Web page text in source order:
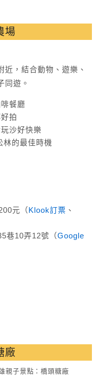
場
近，結合動物、遊樂、
同遊。
餐廳
拍
沙好快樂
林的最佳時機
元（Klook訂票 、
巷10弄12號（Google
廠